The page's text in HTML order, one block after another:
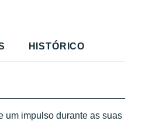
HISTÓRICO
um impulso durante as suas